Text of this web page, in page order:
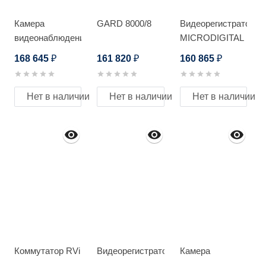
Камера
видеонаблюдения
168 645 ₽
Нет в наличии
GARD 8000/8
161 820₽
Нет в наличии
Видеорегистратор
MICRODIGITAL
160 865 ₽
Нет в наличии
Коммутатор RVi
Видеорегистратор
Камера